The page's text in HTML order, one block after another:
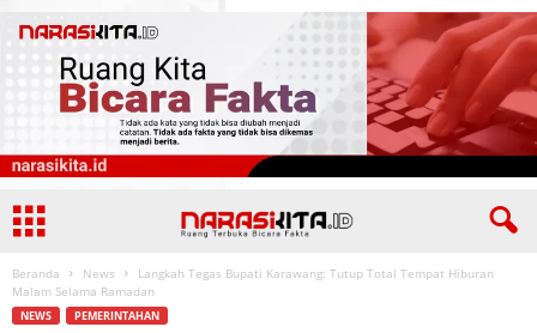
Beranda News
Langkah Tegas Bupati Karawang: Tutup Total Tempat Hiburan
Malam Selama Ramadan
NEWS PEMERINTAHAN